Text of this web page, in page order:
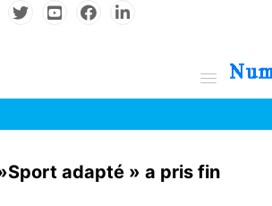
adapté » a pris fin